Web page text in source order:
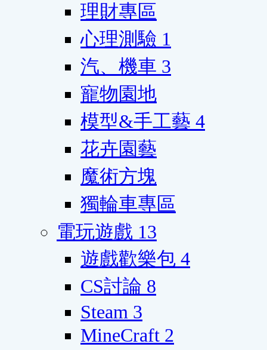
理財專區
心理測驗 1
汽、機車 3
寵物園地
模型&手工藝 4
花卉園藝
魔術方塊
獨輪車專區
電玩遊戲 13
遊戲歡樂包 4
CS討論 8
Steam 3
MineCraft 2